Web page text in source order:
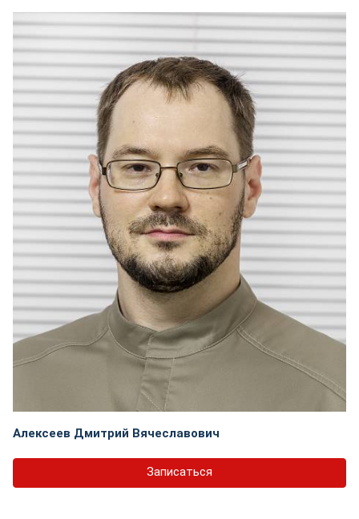
Алексеев Дмитрий Вячеславович
Записаться